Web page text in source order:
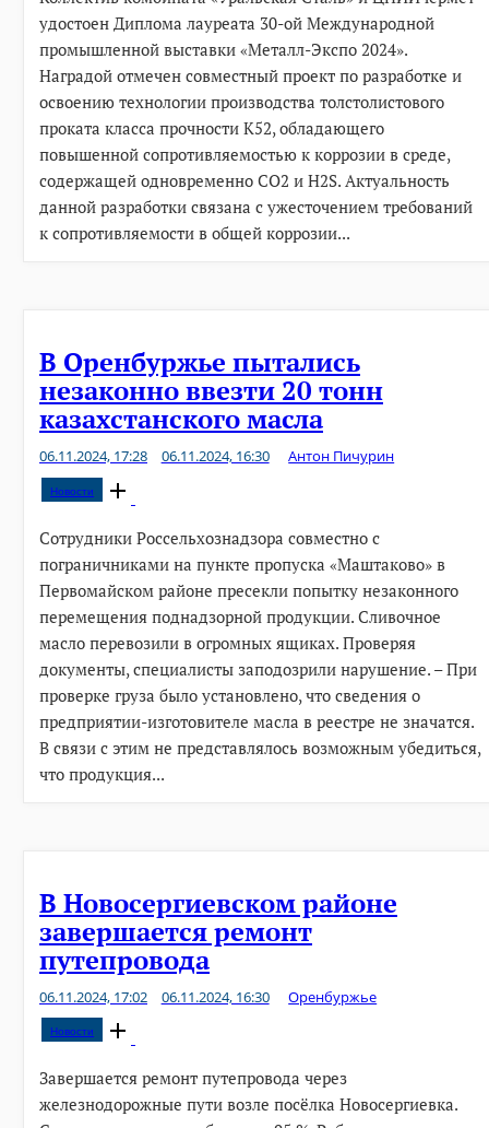
удостоен Диплома лауреата 30-ой Международной
промышленной выставки «Металл-Экспо 2024».
Наградой отмечен совместный проект по разработке и
освоению технологии производства толстолистового
проката класса прочности К52, обладающего
повышенной сопротивляемостью к коррозии в среде,
содержащей одновременно СО2 и H2S. Актуальность
данной разработки связана с ужесточением требований
к сопротивляемости в общей коррозии...
В Оренбуржье пытались
незаконно ввезти 20 тонн
казахстанского масла
06.11.2024, 17:28 06.11.2024, 16:30 Антон Пичурин
Новости
Open
post
Сотрудники Россельхознадзора совместно с
пограничниками на пункте пропуска «Маштаково» в
Первомайском районе пресекли попытку незаконного
перемещения поднадзорной продукции. Сливочное
масло перевозили в огромных ящиках. Проверяя
документы, специалисты заподозрили нарушение. – При
проверке груза было установлено, что сведения о
предприятии-изготовителе масла в реестре не значатся.
В связи с этим не представлялось возможным убедиться,
что продукция...
В Новосергиевском районе
завершается ремонт
путепровода
06.11.2024, 17:02 06.11.2024, 16:30 Оренбуржье
Новости
Open
post
Завершается ремонт путепровода через
железнодорожные пути возле посёлка Новосергиевка.